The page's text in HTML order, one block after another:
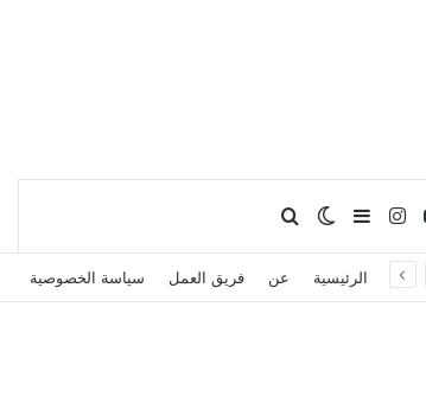
يوتيوبانستقرامإضافة عمود جانبي
الوضع المظلم
بحث عن
الرئيسية عن فريق العمل سياسة الخصوصية